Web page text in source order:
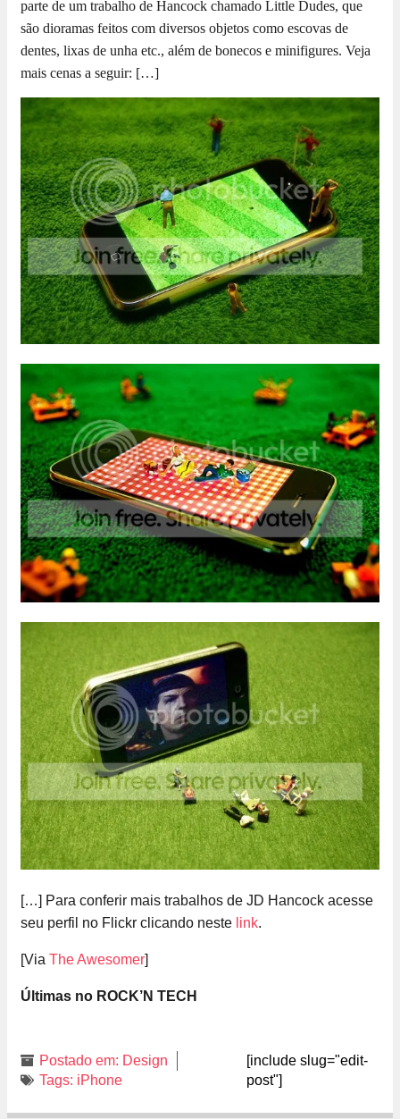
parte de um trabalho de Hancock chamado Little Dudes, que
são dioramas feitos com diversos objetos como escovas de
dentes, lixas de unha etc., além de bonecos e minifigures. Veja
mais cenas a seguir: […]
[…] Para conferir mais trabalhos de JD Hancock acesse
seu perfil no Flickr clicando neste link.
[Via The Awesomer]
Últimas no ROCK’N TECH
Postado em: Design
Tags: iPhone
[include slug="edit-
post"]